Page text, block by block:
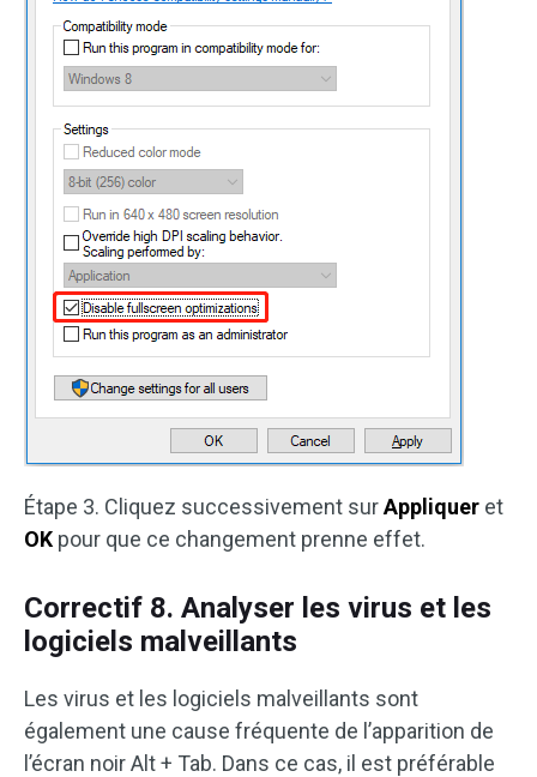
Étape 3. Cliquez successivement surAppliquer et
OK pour que ce changement prenne effet.
Correctif 8. Analyser les virus et les
logiciels malveillants
Les virus et les logiciels malveillants sont
également une cause fréquente de l’apparition de
l’écran noir Alt + Tab. Dans ce cas, il est préférable